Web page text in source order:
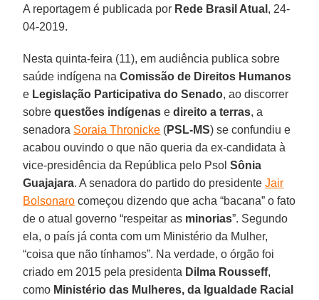
A reportagem é publicada por Rede Brasil Atual , 24-
04-2019.
Nesta quinta-feira (11), em audiência publica sobre
saúde indígena naComissão de Direitos Humanos
e Legislação Participativa do Senado, ao discorrer
sobrequestões indígenas edireito a terras, a
senadora Soraia Thronicke (PSL-MS) se confundiu e
acabou ouvindo o que não queria da ex-candidata à
vice-presidência da República pelo PsolSônia
Guajajara. A senadora do partido do presidenteJair
Bolsonaro começou dizendo que acha “bacana” o fato
de o atual governo “respeitar as minorias”. Segundo
ela, o país já conta com um Ministério da Mulher,
“coisa que não tínhamos”. Na verdade, o órgão foi
criado em 2015 pela presidenta Dilma Rousseff,
como Ministério das Mulheres, da Igualdade Racial